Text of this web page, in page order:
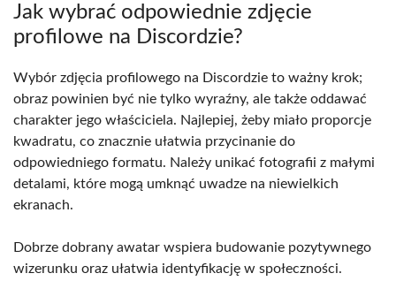
Jak wybrać odpowiednie zdjęcie
profilowe na Discordzie?
Wybór zdjęcia profilowego na Discordzie to ważny krok;
obraz powinien być nie tylko wyraźny, ale także oddawać
charakter jego właściciela. Najlepiej, żeby miało proporcje
kwadratu, co znacznie ułatwia przycinanie do
odpowiedniego formatu. Należy unikać fotografii z małymi
detalami, które mogą umknąć uwadze na niewielkich
ekranach.
Dobrze dobrany awatar wspiera budowanie pozytywnego
wizerunku oraz ułatwia identyfikację w społeczności.